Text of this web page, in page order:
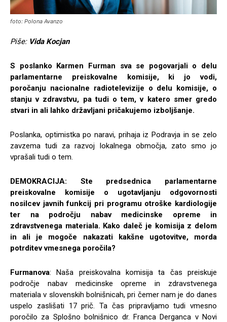
foto: Polona Avanzo
Piše: Vida Kocjan
S poslanko Karmen Furman sva se pogovarjali o delu
parlamentarne preiskovalne komisije, ki jo vodi,
poročanju nacionalne radiotelevizije o delu komisije, o
stanju v zdravstvu, pa tudi o tem, v katero smer gredo
stvari in ali lahko državljani pričakujemo izboljšanje.
Poslanka, optimistka po naravi, prihaja iz Podravja in se zelo
zavzema tudi za razvoj lokalnega območja, zato smo jo
vprašali tudi o tem.
DEMOKRACIJA: Ste predsednica parlamentarne
preiskovalne komisije o ugotavljanju odgovornosti
nosilcev javnih funkcij pri programu otroške kardiologije
ter na področju nabav medicinske opreme in
zdravstvenega materiala. Kako daleč je komisija z delom
in ali je mogoče nakazati kakšne ugotovitve, morda
potrditev vmesnega poročila?
Furmanova: Naša preiskovalna komisija ta čas preiskuje
področje nabav medicinske opreme in zdravstvenega
materiala v slovenskih bolnišnicah, pri čemer nam je do danes
uspelo zaslišati 17 prič. Ta čas pripravljamo tudi vmesno
poročilo za Splošno bolnišnico dr. Franca Derganca v Novi